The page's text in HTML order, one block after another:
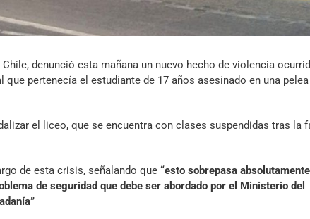
denunció esta mañana un nuevo hecho de violencia
pertenecía el estudiante de 17 años asesinado en una pelea
el liceo, que se encuentra con clases suspendidas tras la
de esta crisis, señalando que “esto sobrepasa
de seguridad que debe ser abordado por el Ministerio del